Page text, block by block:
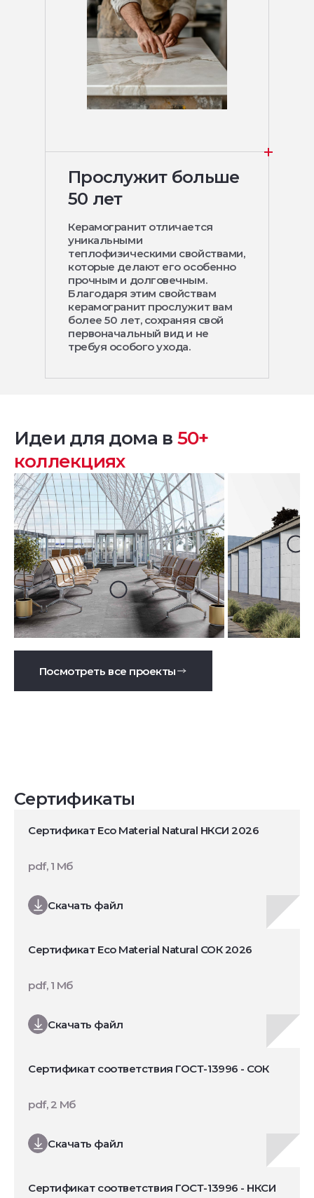
Прослужит больше
50 лет
Керамогранит отличается
уникальными
теплофизическими свойствами,
которые делают его особенно
прочным и долговечным.
Благодаря этим свойствам
керамогранит прослужит вам
более 50 лет, сохраняя свой
первоначальный вид и не
требуя особого ухода.
Идеи для дома в 50+
коллекциях
Посмотреть все проекты
Сертификаты
Сертификат Eco Material Natural НКСИ 2026
Скачать файл
pdf, 1 Мб
Сертификат Eco Material Natural СОК 2026
Скачать файл
pdf, 1 Мб
Сертификат соответствия ГОСТ-13996 - СОК
Скачать файл
pdf, 2 Мб
Сертификат соответствия ГОСТ-13996 - НКСИ